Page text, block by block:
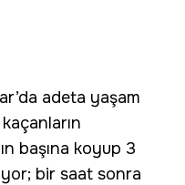
adeta yaşam
başına koyup 3
bir saat sonra